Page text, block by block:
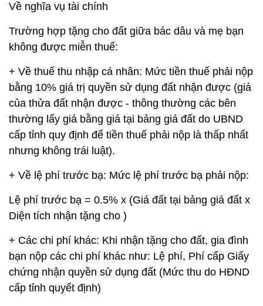
Về nghĩa vụ tài chính
Trường hợp tặng cho đất giữa bác dâu và mẹ bạn
không được miễn thuế:
+ Về thuế thu nhập cá nhân: Mức tiền thuế phải nộp
bằng 10% giá trị quyền sử dụng đất nhận được (giá
của thửa đất nhận được - thông thường các bên
thường lấy giá bằng giá tại bảng giá đất do UBND
cấp tỉnh quy định để tiền thuế phải nộp là thấp nhất
nhưng không trái luật).
+ Về lệ phí trước bạ: Mức lệ phí trước bạ phải nộp:
Lệ phí trước bạ = 0.5% x (Giá đất tại bảng giá đất x
Diện tích nhận tặng cho )
+ Các chi phí khác: Khi nhận tặng cho đất, gia đình
bạn nộp các chi phí khác như: Lệ phí, Phí cấp Giấy
chứng nhận quyền sử dụng đất (Mức thu do HĐND
cấp tỉnh quyết định)